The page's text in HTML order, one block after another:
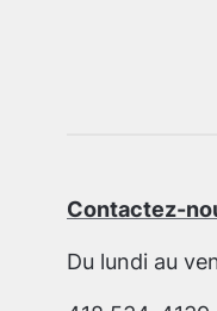
Contactez-
Du lundi au